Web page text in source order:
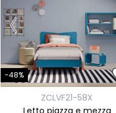
-48%
ZCLVF21-58X